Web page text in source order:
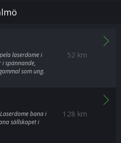
52 km
laserdome i
i spännande,
som ung.
128 km
bana i
sällskapet i